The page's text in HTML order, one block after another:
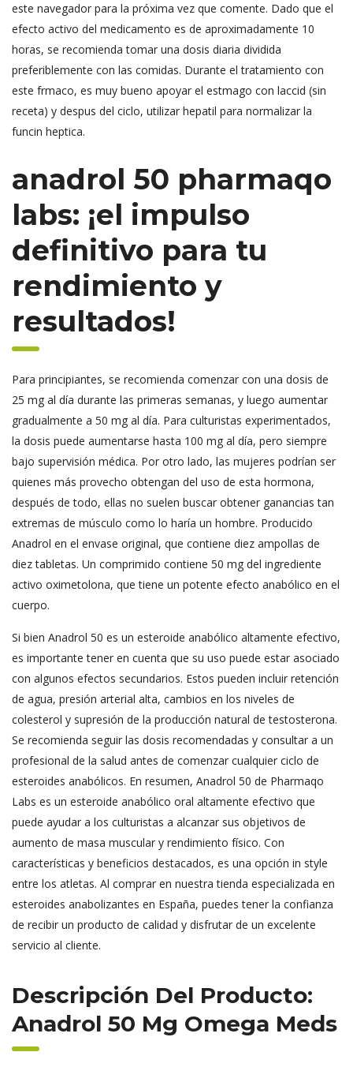
este navegador para la próxima vez que comente. Dado que el
efecto activo del medicamento es de aproximadamente 10
horas, se recomienda tomar una dosis diaria dividida
preferiblemente con las comidas. Durante el tratamiento con
este frmaco, es muy bueno apoyar el estmago con laccid (sin
receta) y despus del ciclo, utilizar hepatil para normalizar la
funcin heptica.
anadrol 50 pharmaqo
labs: ¡el impulso
definitivo para tu
rendimiento y
resultados!
Para principiantes, se recomienda comenzar con una dosis de
25 mg al día durante las primeras semanas, y luego aumentar
gradualmente a 50 mg al día. Para culturistas experimentados,
la dosis puede aumentarse hasta 100 mg al día, pero siempre
bajo supervisión médica. Por otro lado, las mujeres podrían ser
quienes más provecho obtengan del uso de esta hormona,
después de todo, ellas no suelen buscar obtener ganancias tan
extremas de músculo como lo haría un hombre. Producido
Anadrol en el envase original, que contiene diez ampollas de
diez tabletas. Un comprimido contiene 50 mg del ingrediente
activo oximetolona, que tiene un potente efecto anabólico en el
cuerpo.
Si bien Anadrol 50 es un esteroide anabólico altamente efectivo,
es importante tener en cuenta que su uso puede estar asociado
con algunos efectos secundarios. Estos pueden incluir retención
de agua, presión arterial alta, cambios en los niveles de
colesterol y supresión de la producción natural de testosterona.
Se recomienda seguir las dosis recomendadas y consultar a un
profesional de la salud antes de comenzar cualquier ciclo de
esteroides anabólicos. En resumen, Anadrol 50 de Pharmaqo
Labs es un esteroide anabólico oral altamente efectivo que
puede ayudar a los culturistas a alcanzar sus objetivos de
aumento de masa muscular y rendimiento físico. Con
características y beneficios destacados, es una opción in style
entre los atletas. Al comprar en nuestra tienda especializada en
esteroides anabolizantes en España, puedes tener la confianza
de recibir un producto de calidad y disfrutar de un excelente
servicio al cliente.
Descripción Del Producto:
Anadrol 50 Mg Omega Meds